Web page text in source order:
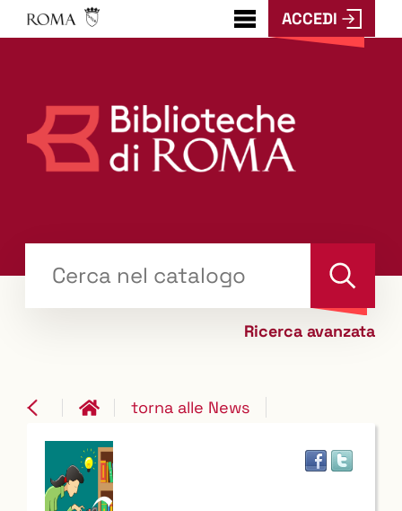
???
menu.button???
ACCEDI
il tuo libro "Catalogo"
Cerca
Ricerca avanzata
torna alle News